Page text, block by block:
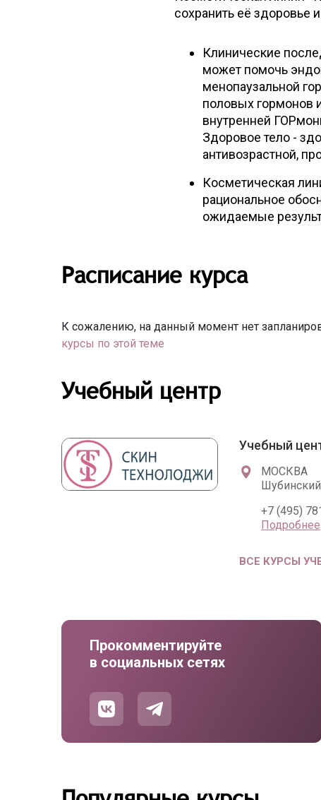
сохранить её здоровье
Клинические
может помочь
менопаузальной
половых гормонов
внутренней
Здоровое тело -
антивозрастной,
Косметическая
рациональное
ожидаемые
Расписание курса
К сожалению, на данный момент нет
курсы по этой теме
Учебный центр
Учебный
МОСКВА
+7 (495)
Подробнее
ВСЕ КУРСЫ
Прокомментируйте
в социальных сетях